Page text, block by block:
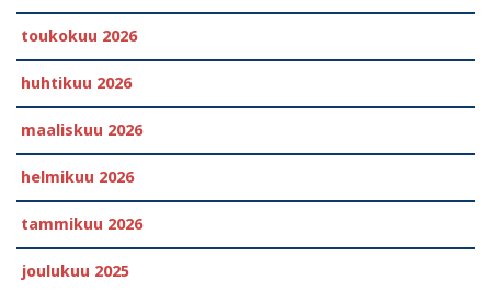
toukokuu 2026
huhtikuu 2026
maaliskuu 2026
helmikuu 2026
tammikuu 2026
joulukuu 2025